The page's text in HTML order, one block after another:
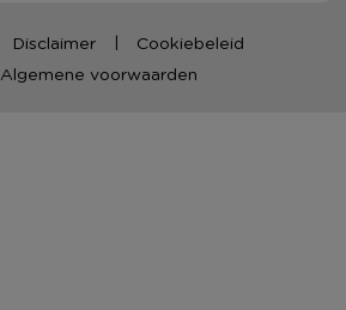
Disclaimer
Cookiebeleid
Algemene voorwaarden